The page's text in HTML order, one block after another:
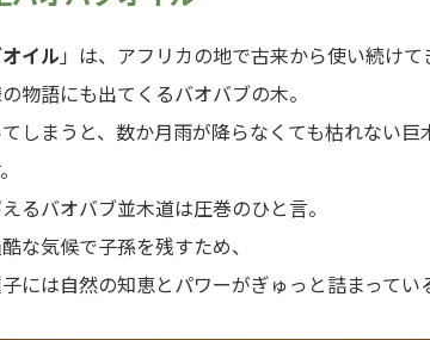
イル 」は、アフリカの地で古来から使い続けて
物語にも出てくるバオバブの木。
しまうと、数か月雨が降らなくても枯れない
るバオバブ並木道は圧巻のひと言。
な気候で子孫を残すため、
には自然の知恵とパワーがぎゅっと詰まってい